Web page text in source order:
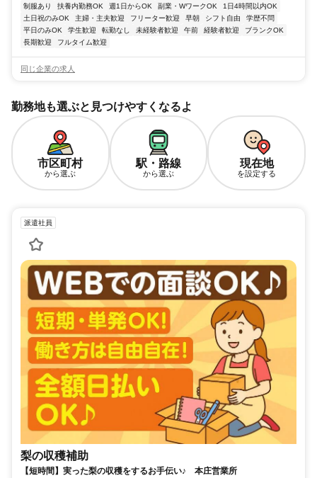
制服あり 扶養内勤務OK 週1日からOK 副業・WワークOK
1日4時間以内OK
土日祝のみOK
主婦・主夫歓迎 フリーター歓迎 早朝 シフト自由
学歴不問
平日のみOK
学生歓迎 転勤なし 未経験者歓迎 午前 経験者歓迎
ブランクOK
長期歓迎
フルタイム歓迎
同じ企業の求人
勤務地も選ぶと見つけやすくなるよ
市区町村
から選ぶ
駅・路線
から選ぶ
現在地
を設定する
派遣社員
梨の収穫補助
【短時間】実った梨の収穫をするお手伝い♪ 本庄営業所